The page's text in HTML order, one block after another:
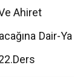
Ahiret
Dair-Ya